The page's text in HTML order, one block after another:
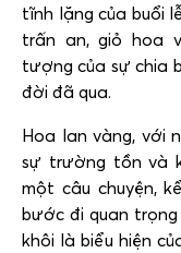
tĩnh lặng của buổi
trấn an, giỏ hoa
tượng của sự chia
đời đã qua.
Hoa lan vàng, với
sự trường tồn và
một câu chuyện,
bước đi quan
khôi là biểu hiện